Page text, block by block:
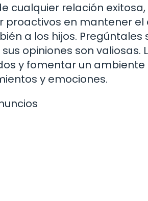
cualquier relación
proactivos en mantener
a los hijos. Pregúntales
opiniones son valiosas.
y fomentar un
y emociones.